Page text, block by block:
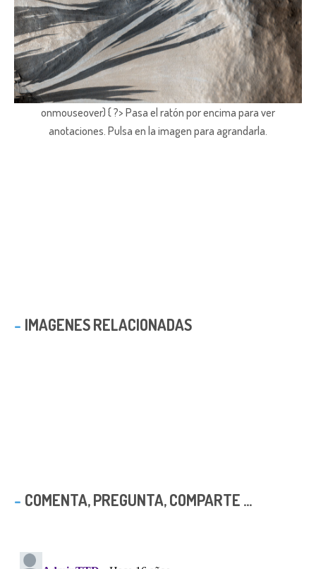
onmouseover) { ?> Pasa el ratón por encima para ver
anotaciones. Pulsa en la imagen para agrandarla.
IMAGENES RELACIONADAS
COMENTA, PREGUNTA, COMPARTE ...